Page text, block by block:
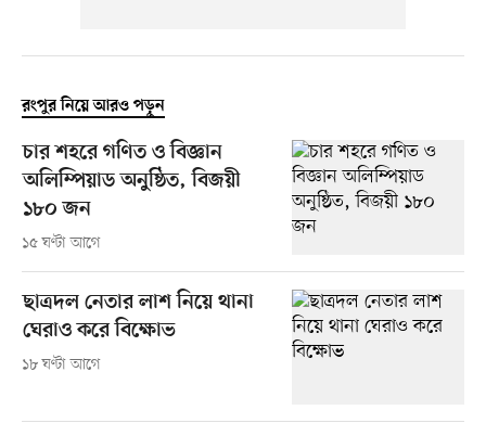
রংপুর নিয়ে আরও পড়ুন
চার শহরে গণিত ও বিজ্ঞান
অলিম্পিয়াড অনুষ্ঠিত, বিজয়ী
১৮০ জন
১৫ ঘণ্টা আগে
ছাত্রদল নেতার লাশ নিয়ে থানা
ঘেরাও করে বিক্ষোভ
১৮ ঘণ্টা আগে